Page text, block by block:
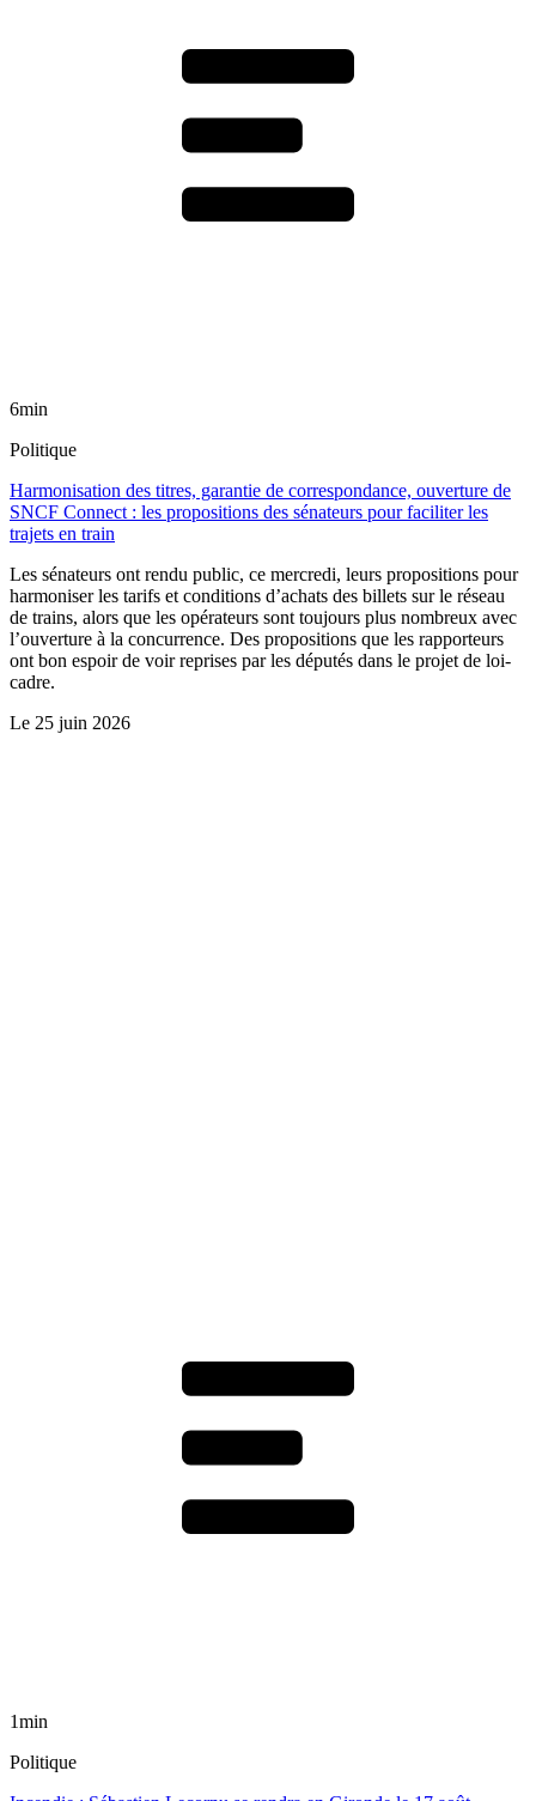
6min
Politique
Harmonisation des titres, garantie de correspondance, ouverture de
SNCF Connect : les propositions des sénateurs pour faciliter les
trajets en train
Les sénateurs ont rendu public, ce mercredi, leurs propositions pour
harmoniser les tarifs et conditions d’achats des billets sur le réseau
de trains, alors que les opérateurs sont toujours plus nombreux avec
l’ouverture à la concurrence. Des propositions que les rapporteurs
ont bon espoir de voir reprises par les députés dans le projet de loi-
cadre.
Le 25 juin 2026
1min
Politique